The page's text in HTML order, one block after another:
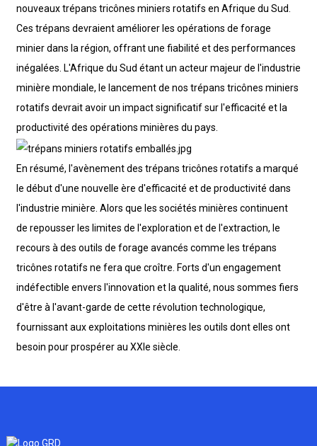
nouveaux trépans tricônes miniers rotatifs en Afrique du Sud.
Ces trépans devraient améliorer les opérations de forage
minier dans la région, offrant une fiabilité et des performances
inégalées. L'Afrique du Sud étant un acteur majeur de l'industrie
minière mondiale, le lancement de nos trépans tricônes miniers
rotatifs devrait avoir un impact significatif sur l'efficacité et la
productivité des opérations minières du pays.
En résumé, l'avènement des trépans tricônes rotatifs a marqué
le début d'une nouvelle ère d'efficacité et de productivité dans
l'industrie minière. Alors que les sociétés minières continuent
de repousser les limites de l'exploration et de l'extraction, le
recours à des outils de forage avancés comme les trépans
tricônes rotatifs ne fera que croître. Forts d'un engagement
indéfectible envers l'innovation et la qualité, nous sommes fiers
d'être à l'avant-garde de cette révolution technologique,
fournissant aux exploitations minières les outils dont elles ont
besoin pour prospérer au XXIe siècle.